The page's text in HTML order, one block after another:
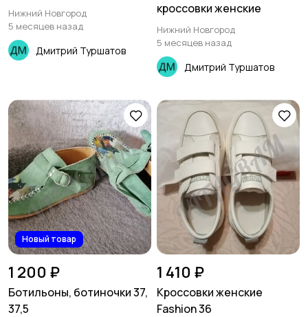
Нижний Новгород
5 месяцев назад
Дмитрий Туршатов
кроссовки женские
Нижний Новгород
5 месяцев назад
Дмитрий Туршатов
Новый товар
1 200 ₽
Ботильоны, ботиночки 37,
37,5
1 410 ₽
Кроссовки женские
Fashion 36